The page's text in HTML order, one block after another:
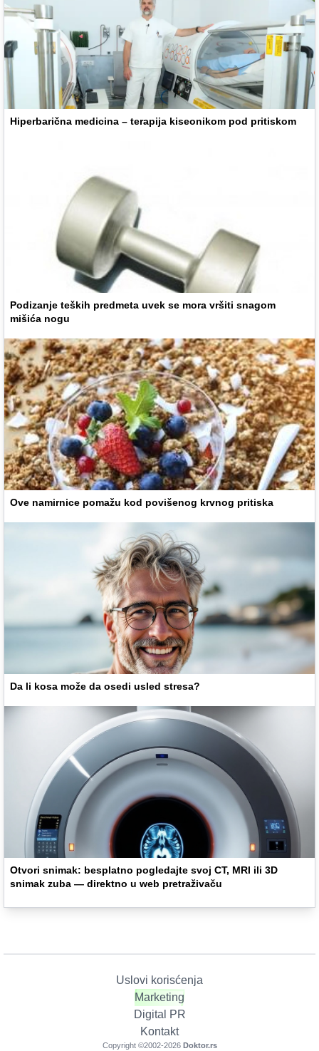
Hiperbarična medicina – terapija kiseonikom pod pritiskom
Podizanje teških predmeta uvek se mora vršiti snagom
mišića nogu
Ove namirnice pomažu kod povišenog krvnog pritiska
Da li kosa može da osedi usled stresa?
Otvori snimak: besplatno pogledajte svoj CT, MRI ili 3D
snimak zuba — direktno u web pretraživaču
Uslovi korisćenja
Marketing
Digital PR
Kontakt
Copyright ©2002-2026 Doktor.rs